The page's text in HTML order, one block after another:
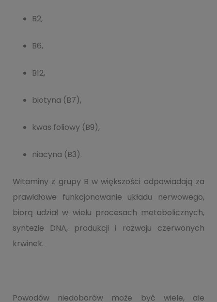
B2,
B6,
B12,
biotyna (B7),
kwas foliowy (B9),
niacyna (B3).
Witaminy z grupy B w większości odpowiadają za
prawidłowe funkcjonowanie układu nerwowego,
biorą udział w wielu procesach metabolicznych,
syntezie DNA, produkcji i rozwoju czerwonych
krwinek.
Powodów niedoborów może być wiele, ale